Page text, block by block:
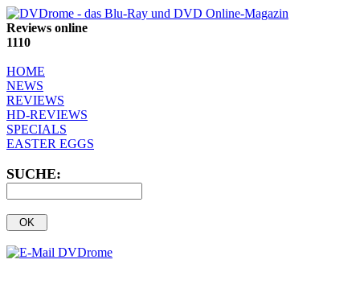
Reviews online
1110
HOME
NEWS
REVIEWS
HD-REVIEWS
SPECIALS
EASTER EGGS
SUCHE: